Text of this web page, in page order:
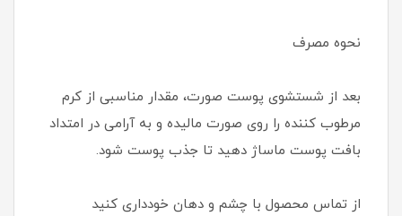
نحوه مصرف
بعد از شستشوی پوست صورت، مقدار مناسبی از کرم
مرطوب کننده را روی صورت مالیده و به آرامی در امتداد
بافت پوست ماساژ دهید تا جذب پوست شود.
از تماس محصول با چشم و دهان خودداری کنید